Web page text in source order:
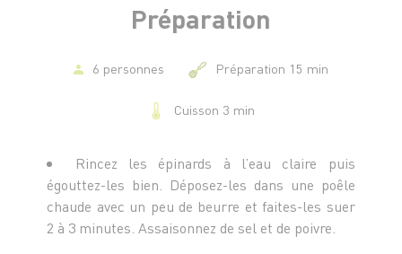
Préparation
6 personnes Préparation 15 min
Cuisson 3 min
Rincez les épinards à l’eau claire puis
égouttez-les bien. Déposez-les dans une poêle
chaude avec un peu de beurre et faites-les suer
2 à 3 minutes. Assaisonnez de sel et de poivre.